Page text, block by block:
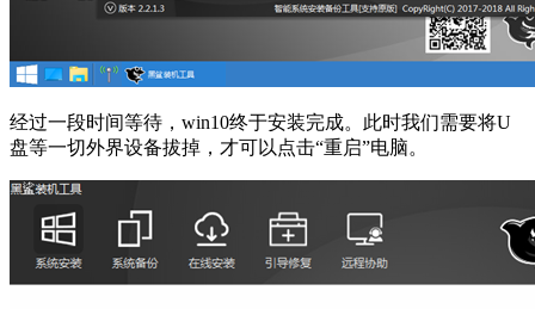
经过一段时间等待，win10终于安装完成。此时我们需要将U
盘等一切外界设备拔掉，才可以点击“重启”电脑。